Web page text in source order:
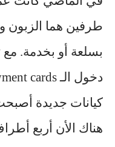
طرفين هما الزبون و
بسلعة أو بخدمة.
كيانات جديدة
هناك الأن أربع